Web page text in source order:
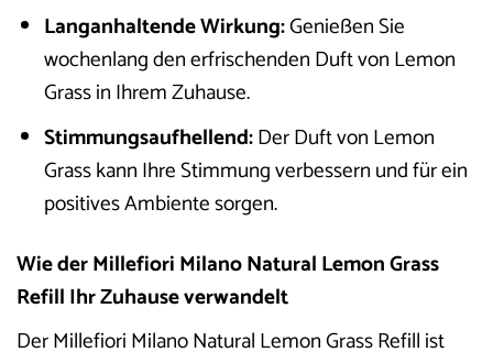
Langanhaltende Wirkung:Genießen Sie
wochenlang den erfrischenden Duft von Lemon
Grass in Ihrem Zuhause.
Stimmungsaufhellend:Der Duft von Lemon
Grass kann Ihre Stimmung verbessern und für ein
positives Ambiente sorgen.
Wie der Millefiori Milano Natural Lemon Grass
Refill Ihr Zuhause verwandelt
Der Millefiori Milano Natural Lemon Grass Refill ist